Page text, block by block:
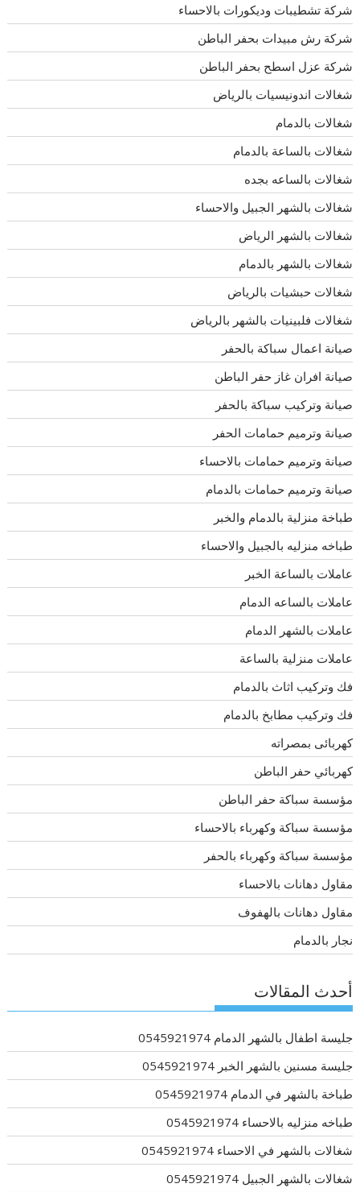
شركة تشطيبات وديكورات بالاحساء
شركة رش مبيدات بحفر الباطن
شركة عزل اسطح بحفر الباطن
شغالات اندونيسيات بالرياض
شغالات بالدمام
شغالات بالساعة بالدمام
شغالات بالساعه بجده
شغالات بالشهر الجبيل والاحساء
شغالات بالشهر الرياض
شغالات بالشهر بالدمام
شغالات حبشيات بالرياض
شغالات فلبينيات بالشهر بالرياض
صيانة اعمال سباكة بالحفر
صيانة افران غاز حفر الباطن
صيانة وتركيب سباكة بالحفر
صيانة وترميم حمامات الحفر
صيانة وترميم حمامات بالاحساء
صيانة وترميم حمامات بالدمام
طباخة منزلية بالدمام والخبر
طباخه منزليه بالجبيل والاحساء
عاملات بالساعة الخبر
عاملات بالساعه الدمام
عاملات بالشهر الدمام
عاملات منزلية بالساعة
فك وتركيب اثاث بالدمام
فك وتركيب مطابخ بالدمام
كهربائى بمصراته
كهربائي حفر الباطن
مؤسسة سباكة حفر الباطن
مؤسسة سباكة وكهرباء بالاحساء
مؤسسة سباكة وكهرباء بالحفر
مقاول دهانات بالاحساء
مقاول دهانات بالهفوف
نجار بالدمام
أحدث المقالات
جليسة اطفال بالشهر الدمام 0545921974
جليسة مسنين بالشهر الخبر 0545921974
طباخة بالشهر في الدمام 0545921974
طباخه منزليه بالاحساء 0545921974
شغالات بالشهر في الاحساء 0545921974
شغالات بالشهر الجبيل 0545921974